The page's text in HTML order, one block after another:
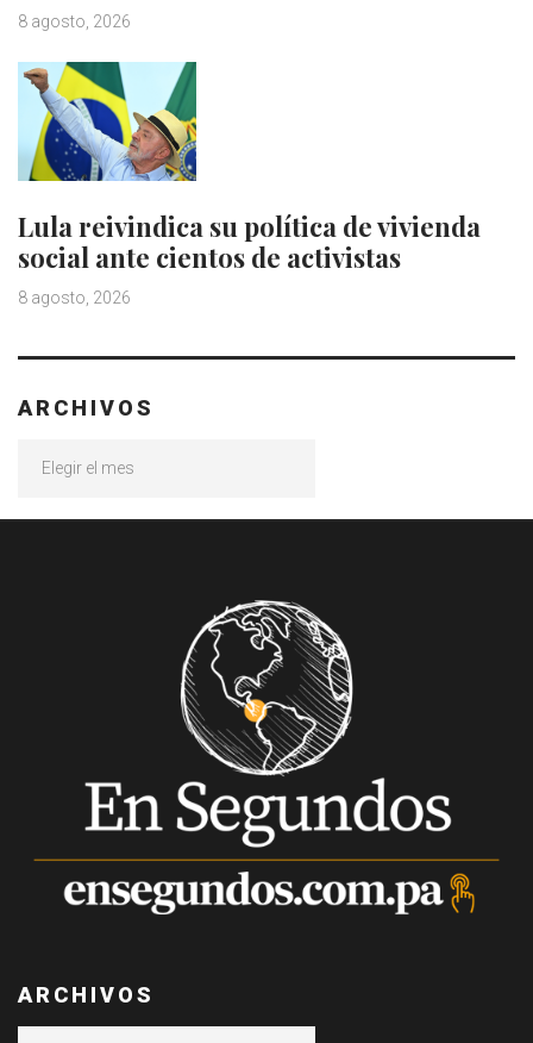
8 agosto, 2026
Lula reivindica su política de vivienda
social ante cientos de activistas
8 agosto, 2026
ARCHIVOS
ARCHIVOS